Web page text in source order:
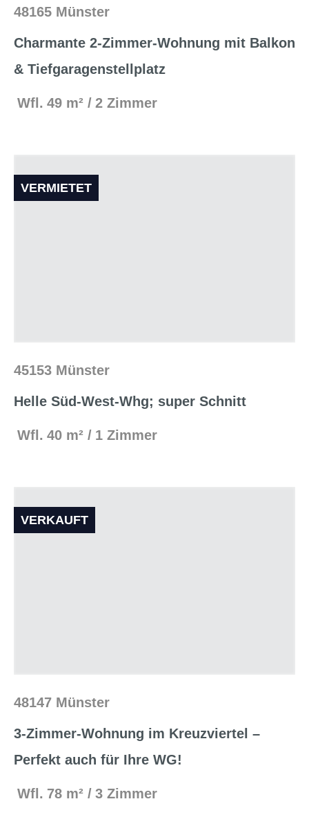
48165 Münster
Charmante 2-Zimmer-Wohnung mit Balkon
& Tiefgaragenstellplatz
Wfl. 49 m² 2 Zimmer
VERMIETET
45153 Münster
Helle Süd-West-Whg; super Schnitt
Wfl. 40 m² 1 Zimmer
VERKAUFT
48147 Münster
3-Zimmer-Wohnung im Kreuzviertel –
Perfekt auch für Ihre WG!
Wfl. 78 m² 3 Zimmer